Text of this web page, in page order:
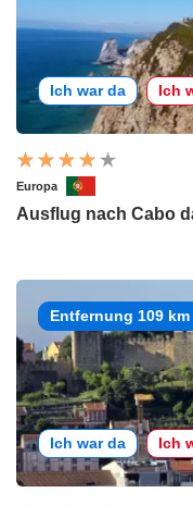
Ich war da Ich
Europa
Ausflug nach Cabo
Entfernung 109 km
Ich war da Ich